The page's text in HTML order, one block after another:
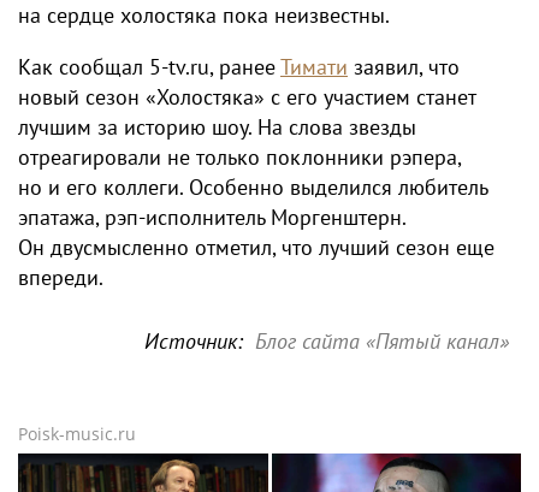
на сердце холостяка пока неизвестны.
Как сообщал 5-tv.ru, ранееТимати заявил, что
новый сезон «Холостяка» с его участием станет
лучшим за историю шоу. На слова звезды
отреагировали не только поклонники рэпера,
но и его коллеги. Особенно выделился любитель
эпатажа, рэп-исполнитель Моргенштерн.
Он двусмысленно отметил, что лучший сезон еще
впереди.
Источник: Блог сайта «Пятый канал»
Poisk-music.ru